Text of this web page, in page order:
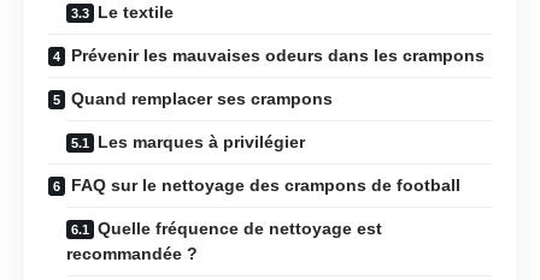
Le textile
Prévenir les mauvaises odeurs dans les crampons
Quand remplacer ses crampons
Les marques à privilégier
FAQ sur le nettoyage des crampons de football
Quelle fréquence de nettoyage est
recommandée ?